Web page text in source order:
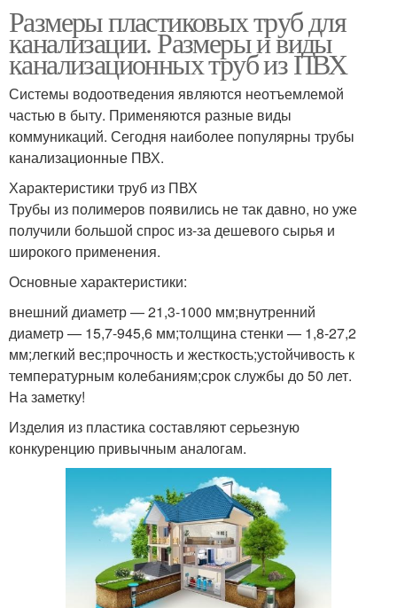
Размеры пластиковых труб для
канализации. Размеры и виды
канализационных труб из ПВХ
Системы водоотведения являются неотъемлемой
частью в быту. Применяются разные виды
коммуникаций. Сегодня наиболее популярны трубы
канализационные ПВХ.
Характеристики труб из ПВХ
Трубы из полимеров появились не так давно, но уже
получили большой спрос из-за дешевого сырья и
широкого применения.
Основные характеристики:
внешний диаметр — 21,3-1000 мм;внутренний
диаметр — 15,7-945,6 мм;толщина стенки — 1,8-27,2
мм;легкий вес;прочность и жесткость;устойчивость к
температурным колебаниям;срок службы до 50 лет.
На заметку!
Изделия из пластика составляют серьезную
конкуренцию привычным аналогам.